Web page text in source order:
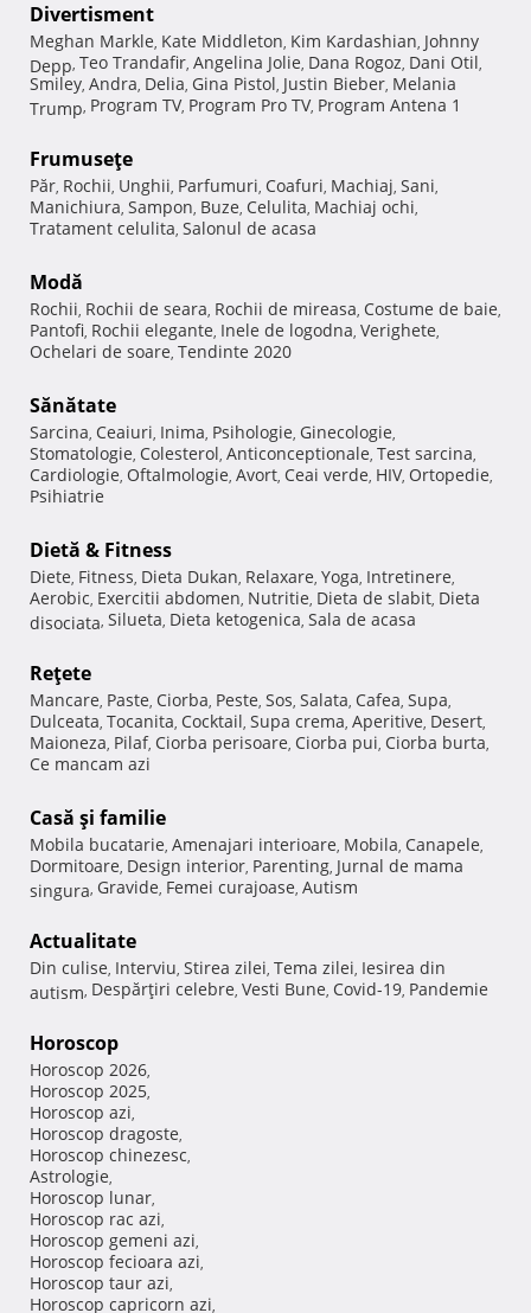
Divertisment
Meghan Markle, Kate Middleton, Kim Kardashian, Johnny
Depp, Teo Trandafir, Angelina Jolie, Dana Rogoz, Dani Otil,
Smiley, Andra, Delia, Gina Pistol, Justin Bieber, Melania
Trump, Program TV, Program Pro TV, Program Antena 1
Frumuseţe
Păr, Rochii, Unghii, Parfumuri, Coafuri, Machiaj, Sani,
Manichiura, Sampon, Buze, Celulita, Machiaj ochi,
Tratament celulita, Salonul de acasa
Modă
Rochii, Rochii de seara, Rochii de mireasa, Costume de baie,
Pantofi, Rochii elegante, Inele de logodna, Verighete,
Ochelari de soare, Tendinte 2020
Sănătate
Sarcina, Ceaiuri, Inima, Psihologie, Ginecologie,
Stomatologie, Colesterol, Anticonceptionale, Test sarcina,
Cardiologie, Oftalmologie, Avort, Ceai verde, HIV, Ortopedie,
Psihiatrie
Dietă & Fitness
Diete, Fitness, Dieta Dukan, Relaxare, Yoga, Intretinere,
Aerobic, Exercitii abdomen, Nutritie, Dieta de slabit, Dieta
disociata, Silueta, Dieta ketogenica, Sala de acasa
Reţete
Mancare, Paste, Ciorba, Peste, Sos, Salata, Cafea, Supa,
Dulceata, Tocanita, Cocktail, Supa crema, Aperitive, Desert,
Maioneza, Pilaf, Ciorba perisoare, Ciorba pui, Ciorba burta,
Ce mancam azi
Casă şi familie
Mobila bucatarie, Amenajari interioare, Mobila, Canapele,
Dormitoare, Design interior, Parenting, Jurnal de mama
singura, Gravide, Femei curajoase, Autism
Actualitate
Din culise, Interviu, Stirea zilei, Tema zilei, Iesirea din
autism, Despărţiri celebre, Vesti Bune, Covid-19, Pandemie
Horoscop
Horoscop 2026,
Horoscop 2025,
Horoscop azi,
Horoscop dragoste,
Horoscop chinezesc,
Astrologie,
Horoscop lunar,
Horoscop rac azi,
Horoscop gemeni azi,
Horoscop fecioara azi,
Horoscop taur azi,
Horoscop capricorn azi,